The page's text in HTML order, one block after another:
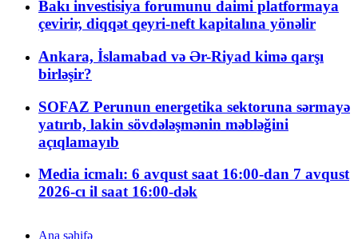
Bakı investisiya forumunu daimi platformaya
çevirir, diqqət qeyri-neft kapitalına yönəlir
Ankara, İslamabad və Ər-Riyad kimə qarşı
birləşir?
SOFAZ Perunun energetika sektoruna sərmayə
yatırıb, lakin sövdələşmənin məbləğini
açıqlamayıb
Media icmalı: 6 avqust saat 16:00-dan 7 avqust
2026-cı il saat 16:00-dək
Ana səhifə